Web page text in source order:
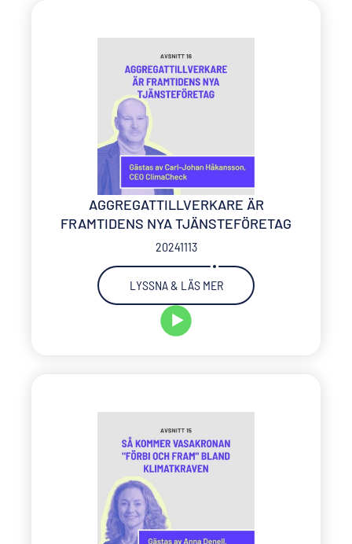
AGGREGATTILLVERKARE ÄR
FRAMTIDENS NYA TJÄNSTEFÖRETAG
20241113
LYSSNA & LÄS MER